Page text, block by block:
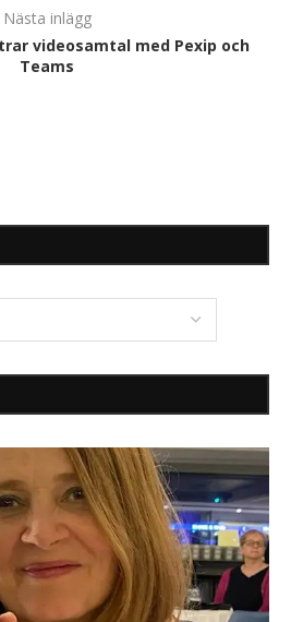
Nästa inlägg
videosamtal med Pexip och
Teams